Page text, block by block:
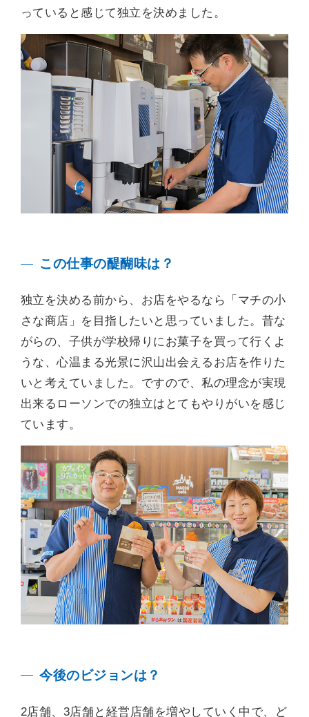
っていると感じて独立を決めました。
この仕事の醍醐味は？
独立を決める前から、お店をやるなら「マチの小
さな商店」を目指したいと思っていました。昔な
がらの、子供が学校帰りにお菓子を買って行くよ
うな、心温まる光景に沢山出会えるお店を作りた
いと考えていました。ですので、私の理念が実現
出来るローソンでの独立はとてもやりがいを感じ
ています。
今後のビジョンは？
2店舗、3店舗と経営店舗を増やしていく中で、ど